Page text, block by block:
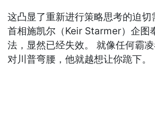
这凸显了重新进行策略思考的迫切
首相施凯尔（Keir Starmer）企图
法，显然已经失效。 就像任何霸
对川普弯腰，他就越想让你跪下。